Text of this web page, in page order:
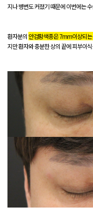
지나 병변도 커졌기 때문에 이번에는
환자분의 안검황색종은 7mm이상되
지만 환자와 충분한 상의 끝에 피부이